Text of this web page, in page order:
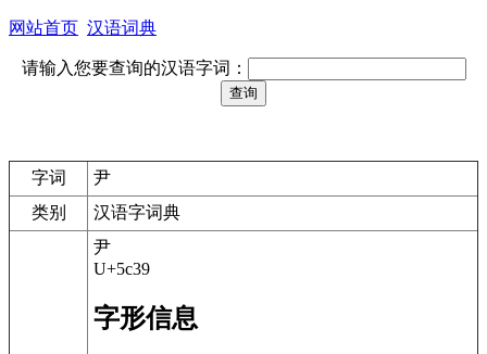
网站首页 汉语词典
请输入您要查询的汉语字词：
字词
尹
类别
汉语字词典
尹
U+5c39
字形信息